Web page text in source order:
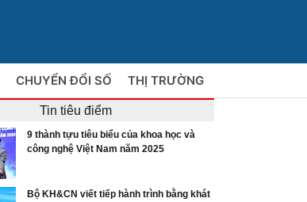
CHUYỂN ĐỔI SỐ THỊ TRƯỜNG
Tin tiêu điểm
9 thành tựu tiêu biểu của khoa học và
công nghệ Việt Nam năm 2025
Bộ KH&CN viết tiếp hành trình bằng khát